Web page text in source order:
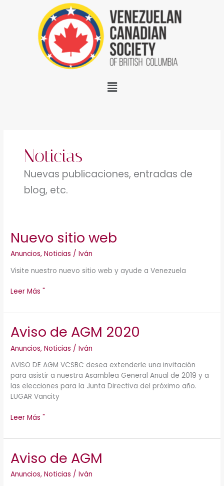
Pantalla
Noticias
Nuevas publicaciones, entradas de
blog, etc.
Nuevo sitio web
Anuncios,Noticias /Iván
Visite nuestro nuevo sitio web y ayude a Venezuela
Nuevo
sitio
web
Leer Más "
Aviso de AGM 2020
Anuncios,Noticias /Iván
AVISO DE AGM VCSBC desea extenderle una invitación
para asistir a nuestra Asamblea General Anual de 2019 y a
las elecciones para la Junta Directiva del próximo año.
LUGAR Vancity
Aviso
de
AGM
Leer Más "
Aviso de AGM
Anuncios,Noticias /Iván
Aviso
de
AGM